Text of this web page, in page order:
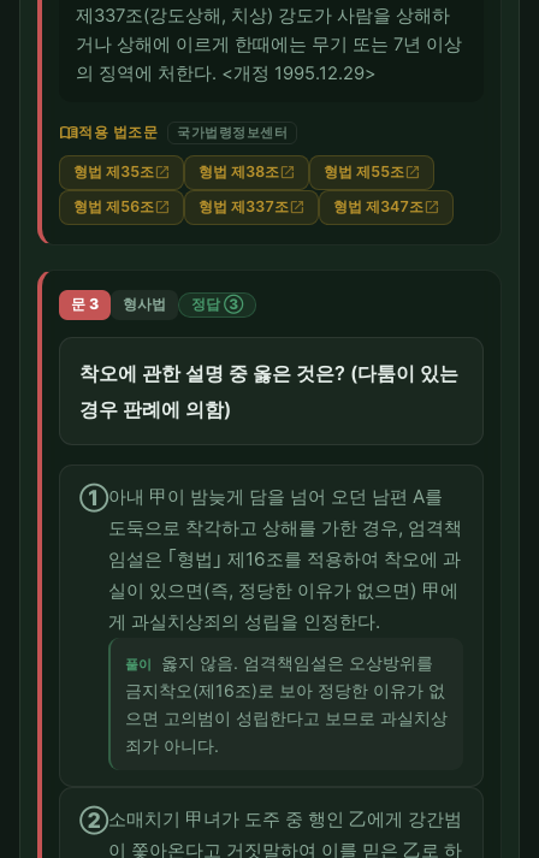
제337조(강도상해, 치상) 강도가 사람을 상해하
거나 상해에 이르게 한때에는 무기 또는 7년 이상
의 징역에 처한다. <개정 1995.12.29>
menu_book적용 법조문 국가법령정보센터
형법 제35조 open_in_new 형법 제38조 open_in_new 형법 제55조 open_in_new
형법 제56조 open_in_new 형법 제337조 open_in_new 형법 제347조 open_in_new
문 3 형사법 정답 ③
착오에 관한 설명 중 옳은 것은? (다툼이 있는
경우 판례에 의함)
①아내 甲이 밤늦게 담을 넘어 오던 남편 A를
도둑으로 착각하고 상해를 가한 경우, 엄격책
임설은 ｢형법｣ 제16조를 적용하여 착오에 과
실이 있으면(즉, 정당한 이유가 없으면) 甲에
게 과실치상죄의 성립을 인정한다.
풀이
옳지 않음. 엄격책임설은 오상방위를
금지착오(제16조)로 보아 정당한 이유가 없
으면 고의범이 성립한다고 보므로 과실치상
죄가 아니다.
②소매치기 甲녀가 도주 중 행인 乙에게 강간범
이 쫓아온다고 거짓말하여 이를 믿은 乙로 하